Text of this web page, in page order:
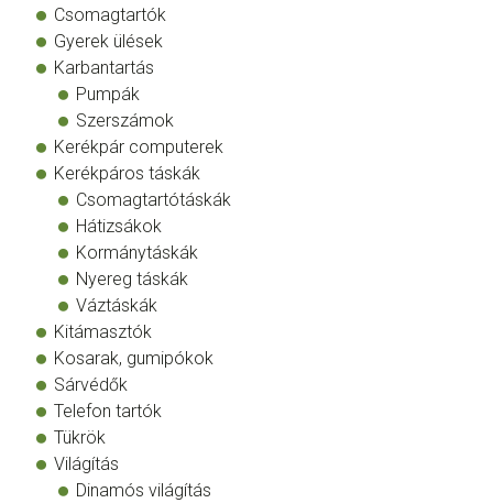
Csomagtartók
Gyerek ülések
Karbantartás
Pumpák
Szerszámok
Kerékpár computerek
Kerékpáros táskák
Csomagtartótáskák
Hátizsákok
Kormánytáskák
Nyereg táskák
Váztáskák
Kitámasztók
Kosarak, gumipókok
Sárvédők
Telefon tartók
Tükrök
Világítás
Dinamós világítás